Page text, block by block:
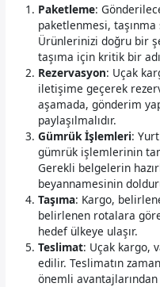
Paketleme:
paketlenmesi,
Ürünlerinizi doğru bir
taşıma için kritik bir
Rezervasyon: Uçak
iletişime geçerek
aşamada, gönderim
paylaşılmalıdır.
Gümrük İşlemleri:
gümrük işlemlerinin
Gerekli belgelerin
beyannamesinin
Taşıma: Kargo,
belirlenen rotalara
hedef ülkeye ulaşır.
Teslimat: Uçak kargo,
edilir. Teslimatın
önemli